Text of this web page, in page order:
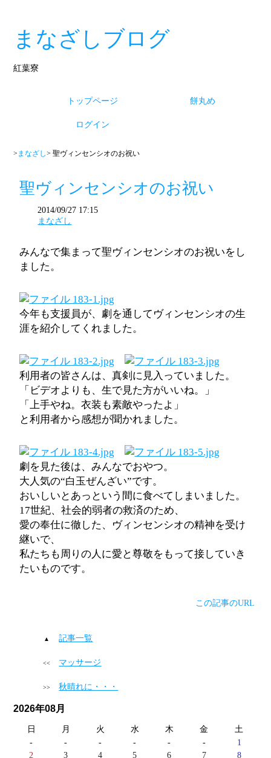
まなざしブログ
紅葉寮
トップページ 餅丸め
ログイン
> まなざし> 聖ヴィンセンシオのお祝い
聖ヴィンセンシオのお祝い
2014/09/27 17:15
まなざし
みんなで集まって聖ヴィンセンシオのお祝いをし
ました。
今年も支援員が、劇を通してヴィンセンシオの生
涯を紹介してくれました。
利用者の皆さんは、真剣に見入っていました。
「ビデオよりも、生で見た方がいいね。」
「上手やね。衣装も素敵やったよ」
と利用者から感想が聞かれました。
劇を見た後は、みんなでおやつ。
大人気の“白玉ぜんざい”です。
おいしいとあっという間に食べてしまいました。
17世紀、社会的弱者の救済のため、
愛の奉仕に徹した、ヴィンセンシオの精神を受け
継いで、
私たちも周りの人に愛と尊敬をもって接していき
たいものです。
この記事のURL
記事一覧
マッサージ
秋晴れに・・・
2026年08月
日 月 火 水 木 金
土
-
- - - - -
1
2
3 4 5 6 7
8